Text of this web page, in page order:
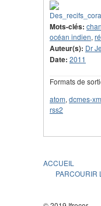
Mots-clés:
océan indien,
Auteur(s): Dr
Date: 2011
Formats de
atom, dcmes-
rss2
ACCUEIL
PARCOURIR